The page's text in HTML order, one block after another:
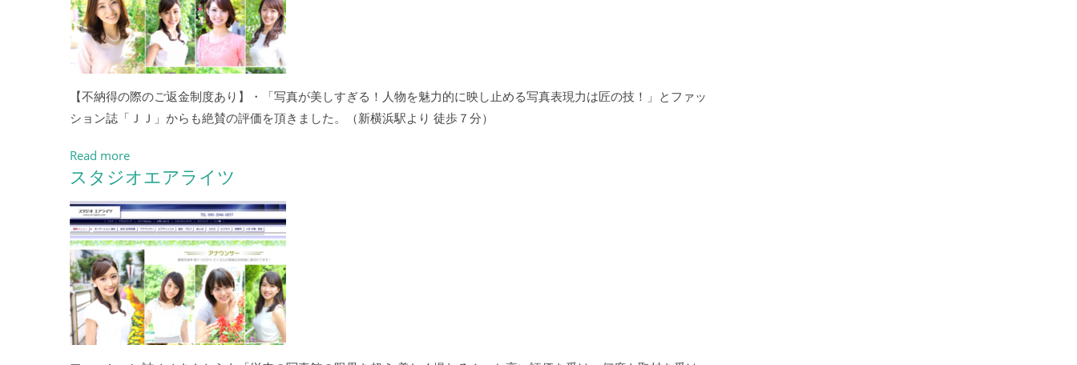
【不納得の際のご返金制度あり】・「写真が美しすぎる！人物を魅力的に映し止める写真表現力は匠の技！」とファッ
ション誌「ＪＪ」からも絶賛の評価を頂きました。（新横浜駅より 徒歩７分）
Read more
スタジオエアライツ